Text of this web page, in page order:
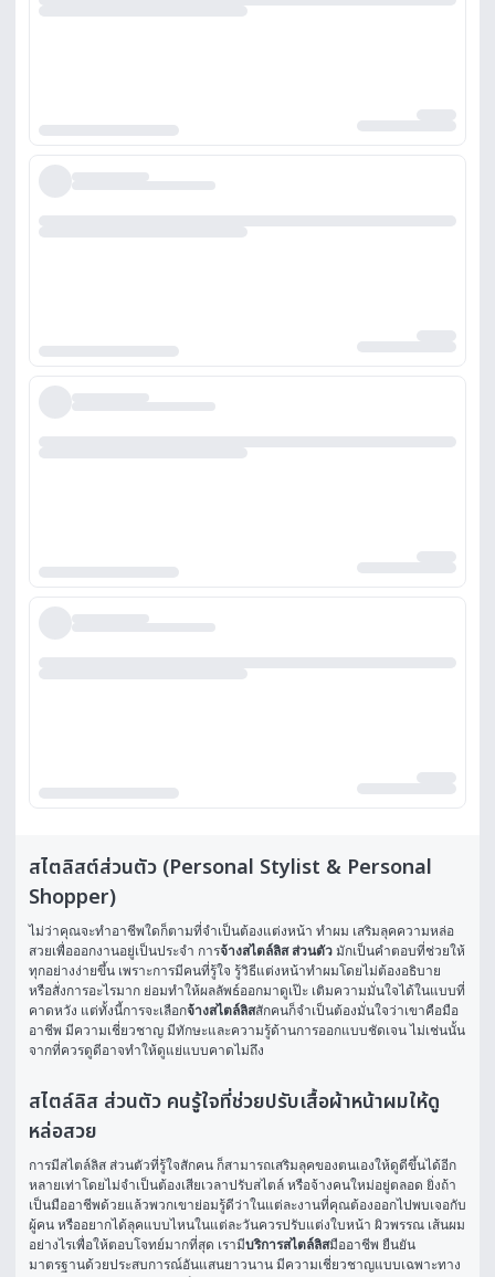
สไตลิสต์ส่วนตัว (Personal Stylist & Personal
Shopper)
ไม่ว่าคุณจะทำอาชีพใดก็ตามที่จำเป็นต้องแต่งหน้า ทำผม เสริมลุคความหล่อ
สวยเพื่อออกงานอยู่เป็นประจำ การจ้างสไตล์ลิส ส่วนตัว มักเป็นคำตอบที่ช่วยให้
ทุกอย่างง่ายขึ้น เพราะการมีคนที่รู้ใจ รู้วิธีแต่งหน้าทำผมโดยไม่ต้องอธิบาย
หรือสั่งการอะไรมาก ย่อมทำให้ผลลัพธ์ออกมาดูเป๊ะ เติมความมั่นใจได้ในแบบที่
คาดหวัง แต่ทั้งนี้การจะเลือกจ้างสไตล์ลิสสักคนก็จำเป็นต้องมั่นใจว่าเขาคือมือ
อาชีพ มีความเชี่ยวชาญ มีทักษะและความรู้ด้านการออกแบบชัดเจน ไม่เช่นนั้น
จากที่ควรดูดีอาจทำให้ดูแย่แบบคาดไม่ถึง
สไตล์ลิส ส่วนตัว คนรู้ใจที่ช่วยปรับเสื้อผ้าหน้าผมให้ดู
หล่อสวย
การมีสไตล์ลิส ส่วนตัวที่รู้ใจสักคน ก็สามารถเสริมลุคของตนเองให้ดูดีขึ้นได้อีก
หลายเท่าโดยไม่จำเป็นต้องเสียเวลาปรับสไตล์ หรือจ้างคนใหม่อยู่ตลอด ยิ่งถ้า
เป็นมืออาชีพด้วยแล้วพวกเขาย่อมรู้ดีว่าในแต่ละงานที่คุณต้องออกไปพบเจอกับ
ผู้คน หรืออยากได้ลุคแบบไหนในแต่ละวันควรปรับแต่งใบหน้า ผิวพรรณ เส้นผม
อย่างไรเพื่อให้ตอบโจทย์มากที่สุด เรามีบริการสไตล์ลิสมืออาชีพ ยืนยัน
มาตรฐานด้วยประสบการณ์อันแสนยาวนาน มีความเชี่ยวชาญแบบเฉพาะทาง